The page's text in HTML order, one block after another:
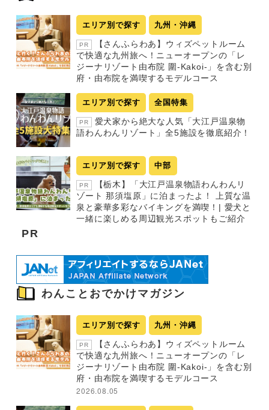
エリア別で探す 九州・沖縄
PR
【さんふらわあ】ウィズペットルーム
で快適な九州旅へ！ニューオープンの「レ
ジーナリゾート由布院 圍-Kakoi-」を含む別
府・由布院を満喫するモデルコース
エリア別で探す 全国特集
PR
愛犬家から絶大な人気「大江戸温泉物
語わんわんリゾート」全5施設を徹底紹介！
エリア別で探す 中部
PR
【栃木】「大江戸温泉物語わんわんリ
ゾート 那須塩原」に泊まったよ！ 上質な温
泉と豪華多彩なバイキングを満喫！| 愛犬と
一緒に楽しめる周辺観光スポットもご紹介
PR
わんことおでかけマガジン
エリア別で探す 九州・沖縄
PR
【さんふらわあ】ウィズペットルーム
で快適な九州旅へ！ニューオープンの「レ
ジーナリゾート由布院 圍-Kakoi-」を含む別
府・由布院を満喫するモデルコース
2026.08.05